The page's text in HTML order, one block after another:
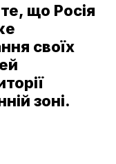
що Росія
своїх
зоні.